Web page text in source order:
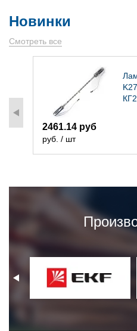
Новинки
Смотреть все
2461.14 руб
руб. / шт